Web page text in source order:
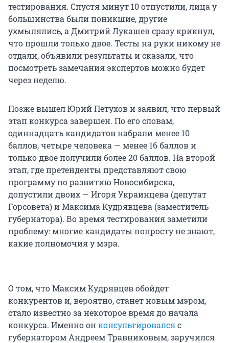
тестирования. Спустя минут 10 отпустили, лица у
большинства были поникшие, другие
ухмылялись, а Дмитрий Лукашев сразу крикнул,
что прошли только двое. Тесты на руки никому не
отдали, объявили результаты и сказали, что
посмотреть замечания экспертов можно будет
через неделю.
Позже вышел Юрий Петухов и заявил, что первый
этап конкурса завершен. По его словам,
одиннадцать кандидатов набрали менее 10
баллов, четыре человека — менее 16 баллов и
только двое получили более 20 баллов. На второй
этап, где претенденты представляют свою
программу по развитию Новосибирска,
допустили двоих — Игоря Украинцева (депутат
Горсовета) и Максима Кудрявцева (заместитель
губернатора). Во время тестирования заметили
проблему: многие кандидаты попросту не знают,
какие полномочия у мэра.
О том, что Максим Кудрявцев обойдет
конкурентов и, вероятно, станет новым мэром,
стало известно за некоторое время до начала
конкурса. Именно онконсультировалсяс
губернатором Андреем Травниковым, заручился